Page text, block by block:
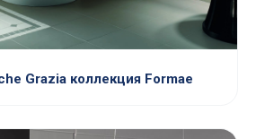
Grazia коллекция Formae